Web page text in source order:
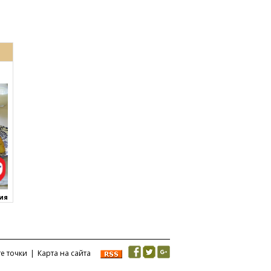
точки | Карта на сайта